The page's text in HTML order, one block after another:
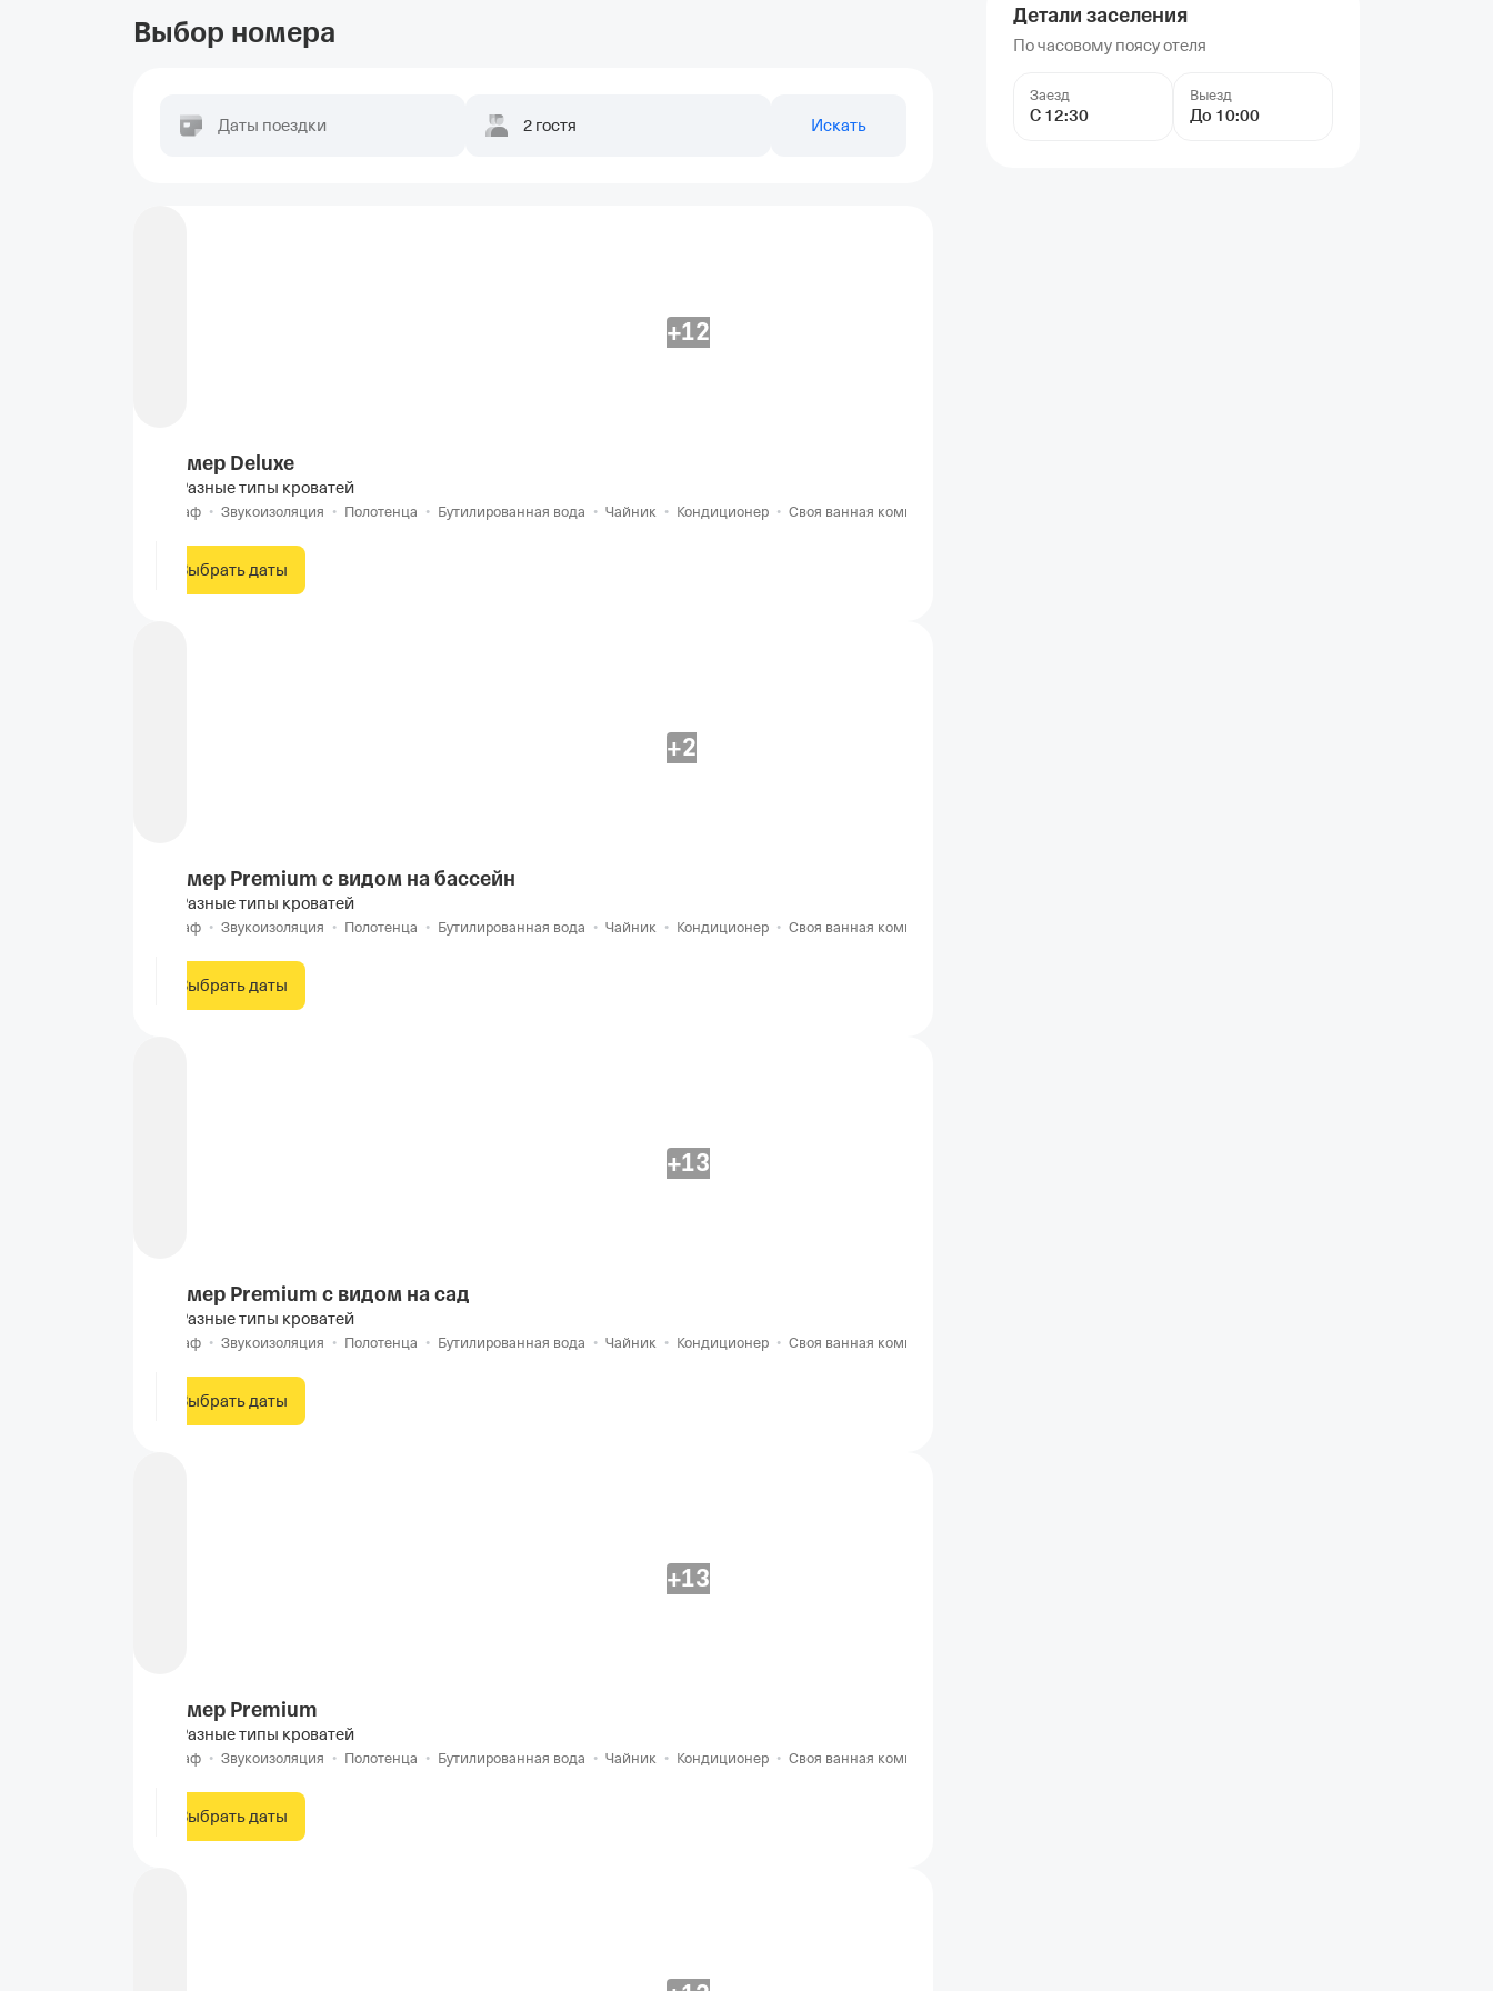
Детали заселения
По часовому поясу отеля
Заезд
С 12:30
Выезд
До 10:00
Выбор номера
Даты поездки 2 гостя Искать
+12
Номер Deluxe
Разные типы кроватей
Шкаф • Звукоизоляция • Полотенца • Бутилированная вода • Чайник • Кондиционер • Своя ванная комната
Выбрать даты
+2
Номер Premium с видом на бассейн
Разные типы кроватей
Шкаф • Звукоизоляция • Полотенца • Бутилированная вода • Чайник • Кондиционер • Своя ванная комната
Выбрать даты
+13
Номер Premium с видом на сад
Разные типы кроватей
Шкаф • Звукоизоляция • Полотенца • Бутилированная вода • Чайник • Кондиционер • Своя ванная комната
Выбрать даты
+13
Номер Premium
Разные типы кроватей
Шкаф • Звукоизоляция • Полотенца • Бутилированная вода • Чайник • Кондиционер • Своя ванная комната
Выбрать даты